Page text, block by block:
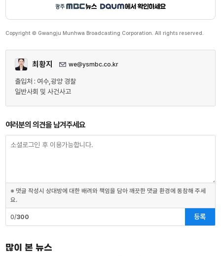
Copyright © Gwangju Munhwa Broadcasting Corporation. All rights reserved.
최황지 we@ysmbc.co.kr
출입처 : 여수,광양 경찰
일반사회 및 사건사고
여러분의 의견을 남겨주세요
※ 댓글 작성시 상대방에 대한 배려와 책임을 담아 깨끗한 댓글 환경에 동참해 주세
요.
0/300 등록
많이 본 뉴스